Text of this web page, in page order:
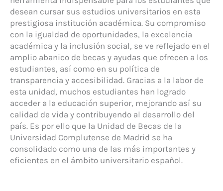
desean cursar sus estudios universitarios en esta
prestigiosa institución académica. Su compromiso
con la igualdad de oportunidades, la excelencia
académica y la inclusión social, se ve reflejado en el
amplio abanico de becas y ayudas que ofrecen a los
estudiantes, así como en su política de
transparencia y accesibilidad. Gracias a la labor de
esta unidad, muchos estudiantes han logrado
acceder a la educación superior, mejorando así su
calidad de vida y contribuyendo al desarrollo del
país. Es por ello que la Unidad de Becas de la
Universidad Complutense de Madrid se ha
consolidado como una de las más importantes y
eficientes en el ámbito universitario español.